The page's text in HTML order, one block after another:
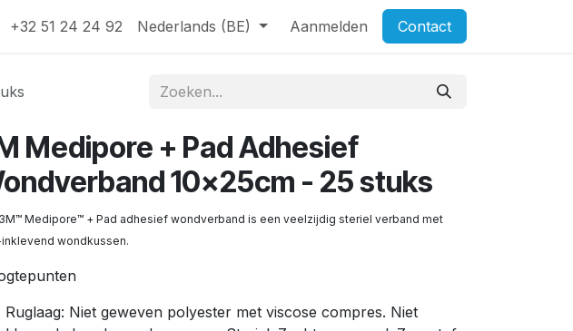
+32 51 24 24 92 Nederlands (BE) Aanmelden Contact
Medipore + Pad Adhesief
10x25cm - 25 stuks
Medipore™ + Pad adhesief wondverband is een veelzijdig steriel verband met
wondkussen.
Ruglaag: Niet geweven polyester met viscose compres. Niet